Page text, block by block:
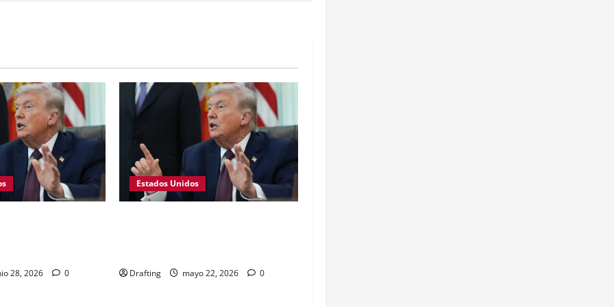
28, 2026 0
Estados Unidos
Drafting mayo 22, 2026 0